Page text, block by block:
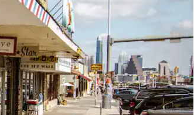
les parcourir ou en appuyant et en faisant glisser.